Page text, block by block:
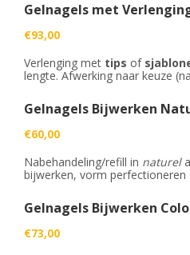
Gelnagels met
€93,00
Verlenging met tips of
lengte. Afwerking naar keuze
Gelnagels Bijwerken
€60,00
Nabehandeling/refill in naturel
bijwerken, vorm perfectioneren
Gelnagels Bijwerken
€73,00